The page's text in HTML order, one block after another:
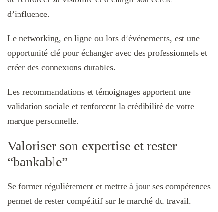
d’influence.
Le networking, en ligne ou lors d’événements, est une
opportunité clé pour échanger avec des professionnels et
créer des connexions durables.
Les recommandations et témoignages apportent une
validation sociale et renforcent la crédibilité de votre
marque personnelle.
Valoriser son expertise et rester
“bankable”
Se former régulièrement et mettre à jour ses compétences
permet de rester compétitif sur le marché du travail.